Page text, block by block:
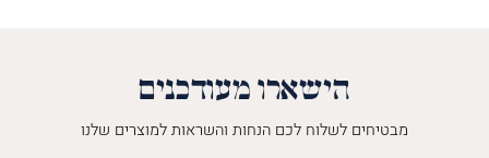
הישארו מעודכנים
מבטיחים לשלוח לכם הנחות והשראות למוצרים שלנו